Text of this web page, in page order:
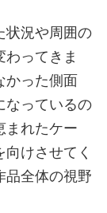
状況や周囲の
ってきま
かった側面
なっているの
まれたケー
けさせてく
全体の視野